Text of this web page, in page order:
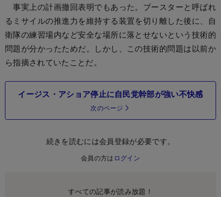
事実上の計画撤回表明でもあった。ブースターと呼ばれ
るミサイルの推進力を維持する装置を切り離した後に、自
衛隊の練習場内など安全な場所に落とせないという技術的
問題が分かったためだ。しかし、この技術的問題は以前か
ら指摘されていたことだ。
イージス・アショア停止に自民党幹部が強い不快感
次のページ
続きを読むには会員登録が必要です。
会員の方は ログイン
すべての記事が読み放題！